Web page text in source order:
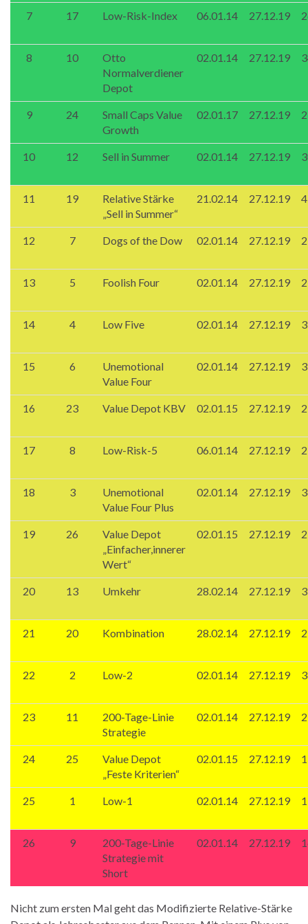
7 17 Low-Risk-Index 06.01.14 27.12.19
8 10
Otto
Normalverdiener
Depot
02.01.14 27.12.19
9 24
Small Caps Value
Growth
02.01.17 27.12.19
10 12 Sell in Summer 02.01.14 27.12.19
11 19
Relative Stärke
„Sell in Summer“
21.02.14 27.12.19
12 7 Dogs of the Dow 02.01.14 27.12.19
13 5 Foolish Four 02.01.14 27.12.19
14 4 Low Five 02.01.14 27.12.19
15 6
Unemotional
Value Four
02.01.14 27.12.19
16 23 Value Depot KBV 02.01.15 27.12.19
17 8 Low-Risk-5 06.01.14 27.12.19
18 3
Unemotional
Value Four Plus
02.01.14 27.12.19
19 26
Value Depot
„Einfacher,innerer
Wert“
02.01.15 27.12.19
20 13 Umkehr 28.02.14 27.12.19
21 20 Kombination 28.02.14 27.12.19
22 2 Low-2 02.01.14 27.12.19
23 11
200-Tage-Linie
Strategie
02.01.14 27.12.19
24 25
Value Depot
„Feste Kriterien“
02.01.15 27.12.19
25 1 Low-1 02.01.14 27.12.19
26 9
200-Tage-Linie
Strategie mit
Short
02.01.14 27.12.19
Nicht zum ersten Mal geht das Modifizierte Relative-Stärke